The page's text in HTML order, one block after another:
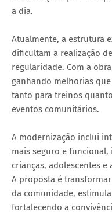
a dia.
Atualmente, a estrutura
dificultam a realização
regularidade. Com a
ganhando melhorias
tanto para treinos
eventos comunitários.
A modernização inclui
mais seguro e
crianças, adolescentes
A proposta é
da comunidade,
fortalecendo a